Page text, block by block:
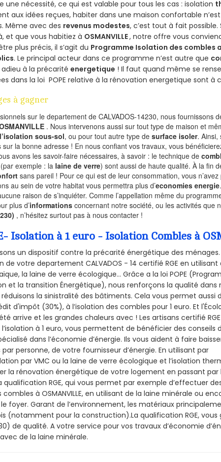
une nécessité, ce qui est valable pour tous les cas : isolation
aux idées reçues, habiter dans une maison confortable
Même avec des revenus modestes, c’est tout à fait
et que vous habitiez à OSMANVILLE, notre offre vous
plus précis, il s’agit du Programme Isolation des combles a
. Le principal acteur dans ce programme n’est autre que
à la précaritéenergetique ! Il faut quand même se
dans la loi POPE relative à la rénovation energetique sont à
à gagner
sur le departement de CALVADOS-14230, nous fournissons
. Nous intervenons aussi sur tout type de maison et
l’isolation sous-sol, ou pour tout autre type desurface isoler. Ainsi,
sur la bonne adresse ! En nous confiant vos travaux, vous
avons les savoir-faire nécessaires, à savoir : le technique de
exemple : la laine de verre) sont aussi de haute qualité. À la fin
sans pareil ! Pour ce qui est de leur consommation, vous
au sein de votre habitat vous permettra plus d’economies energie
raison de s’inquiéter. Comme l’appellation même du
plus d’informations concernant notre société, ou les activités que
, n’hésitez surtout pas à nous contacter !
Isolation à 1 euro - Isolation Combles à
un dispositif contre la précarité énergétique des ménages.
de votre departement CALVADOS - 14 certifié RGE en
la laine de verre écologique... Grâce a la loi POPE
et la transition Énergétique), nous renforçons la qualité dans
la sinistralité des bâtiments. Cela vous permet aussi
d'impôt (30%), à l’isolation des combles pour 1 euro. Et
arrive et les grandes chaleurs avec ! Les artisans certifié RGE
l’isolation à 1 euro, vous permettent de bénéficier des conseils
dans l’économie d’énergie. Ils vous aident à faire
personne, de votre fournisseur d’énergie. En utilisant par
par VMC ou la laine de verre écologique et l’isolation
la rénovation énergétique de votre logement en passant par
qualification RGE, qui vous permet par exemple d’effectuer
combles à OSMANVILLE, en utilisant de la laine minérale ou
foyer. Garant de l’environnement, les matériaux
(notamment pour la construction).La qualification RGE, vous
de qualité. A votre service pour vos travaux d’économie
de la laine minérale.